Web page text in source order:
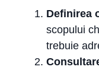
Definirea
scopului
trebuie